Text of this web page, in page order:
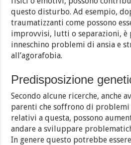
questo disturbo. Ad esempio,
traumatizzanti come possono
improvvisi, lutti o separazioni, è
inneschino problemi di ansia e
all’agorafobia.
Predisposizione
Secondo alcune ricerche, anche
parenti che soffrono di
relativi a questa, possono
andare a sviluppare
In genere questo potrebbe